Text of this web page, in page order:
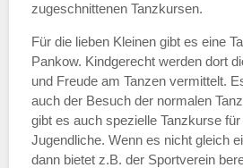
E-Mail*
Name der Tanzschule
zugeschnittenen Tanzkursen.
Für die lieben Kleinen gibt es eine
Pankow. Kindgerecht werden dort
und Freude am Tanzen vermittelt.
auch der Besuch der normalen
gibt es auch spezielle Tanzkurse
Jugendliche. Wenn es nicht gleich
dann bietet z.B. der Sportverein